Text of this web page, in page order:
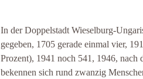
In der Doppelstadt Wieselburg-
gegeben, 1705 gerade einmal vier,
Prozent), 1941 noch 541, 1946, nach
bekennen sich rund zwanzig